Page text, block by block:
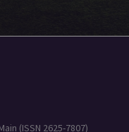
(ISSN 2625-7807)